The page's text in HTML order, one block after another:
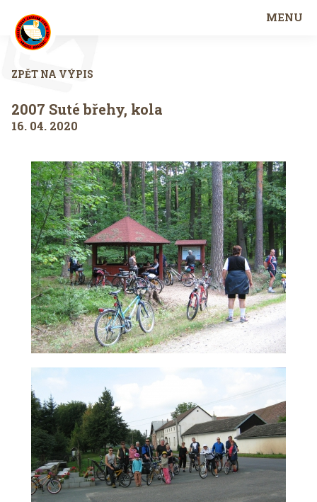
MENU
ZPĚT NA VÝPIS
2007 Suté břehy, kola
16. 04. 2020